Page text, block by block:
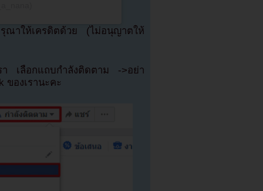
ณาให้เครดิตด้วย (ไม่อนุญาตให้
รา เลือกแถบกำลังติดตาม ->อย่า
ของเรานะคะ